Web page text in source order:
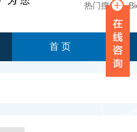
热门搜索：
首 页